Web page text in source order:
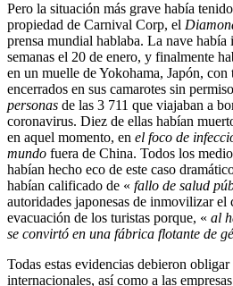
Pero la situación más grave había
propiedad de Carnival Corp, el
prensa mundial hablaba. La nave
semanas el 20 de enero, y finalmente
en un muelle de Yokohama, Japón, con
encerrados en sus camarotes sin
personas de las 3 711 que viajaban a
coronavirus. Diez de ellas habían
en aquel momento, en el foco de
mundo fuera de China. Todos los
habían hecho eco de este caso
habían calificado de « fallo de salud
autoridades japonesas de inmovilizar el
evacuación de los turistas porque, « al
se convirtó en una fábrica flotante de
Todas estas evidencias debieron obligar
internacionales, así como a las